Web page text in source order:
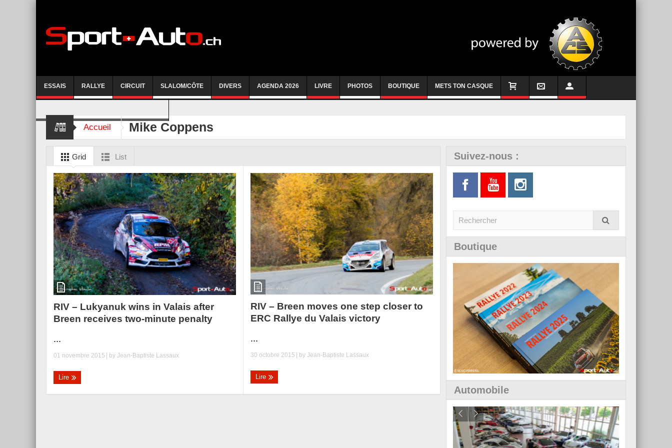
ESSAIS RALLYE CIRCUIT SLALOM/CÔTE DIVERS AGENDA 2026 LIVRE PHOTOS BOUTIQUE METS TON CASQUE
Accueil Mike Coppens
Grid List
RIV – Lukyanuk wins in Valais after
Breen receives two-minute penalty
...
01 novembre 2015 | by Jean-Baptiste Lassaux
Lire
RIV – Breen moves one step closer to
ERC Rallye du Valais victory
...
30 octobre 2015 | byJean-Baptiste Lassaux
Lire
Suivez-nous :
Boutique
Automobile